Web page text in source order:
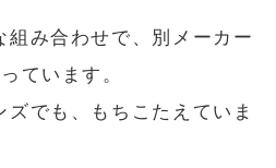
組み合わせで、別メーカー
ています。
ズでも、もちこたえていま